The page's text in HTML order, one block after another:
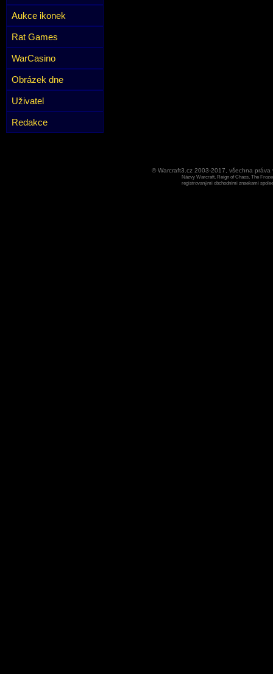
Aukce ikonek
Rat Games
WarCasino
Obrázek dne
Uživatel
Redakce
© Warcraft3.cz 2003-2017, všechna
Názvy Warcraft, Reign of Chaos, The
registrovanými obchodními znaekami